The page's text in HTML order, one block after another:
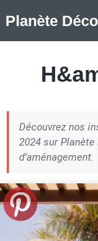
Planète Déco
Appartement
Design Suédois
Maison En Ville
Tendance
La Décoration
Découvrez nos
2024 sur
d’aménagement.